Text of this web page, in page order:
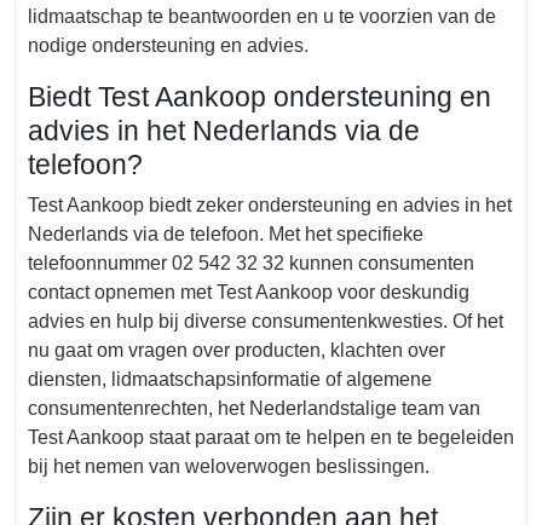
lidmaatschap te beantwoorden en u te voorzien van de
nodige ondersteuning en advies.
Biedt Test Aankoop ondersteuning en
advies in het Nederlands via de
telefoon?
Test Aankoop biedt zeker ondersteuning en advies in het
Nederlands via de telefoon. Met het specifieke
telefoonnummer 02 542 32 32 kunnen consumenten
contact opnemen met Test Aankoop voor deskundig
advies en hulp bij diverse consumentenkwesties. Of het
nu gaat om vragen over producten, klachten over
diensten, lidmaatschapsinformatie of algemene
consumentenrechten, het Nederlandstalige team van
Test Aankoop staat paraat om te helpen en te begeleiden
bij het nemen van weloverwogen beslissingen.
Zijn er kosten verbonden aan het